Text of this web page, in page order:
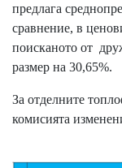
предлага
сравнение, в
поисканото от
размер на 30,65%.
За отделните
комисията